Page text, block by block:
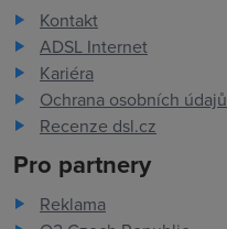
Kontakt
ADSL Internet
Kariéra
Ochrana osobních údajů
Recenze dsl.cz
Pro partnery
Reklama